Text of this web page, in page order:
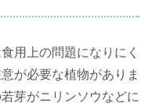
用上の問題になりにく
が必要な植物がありま
芽がニリンソウなどに